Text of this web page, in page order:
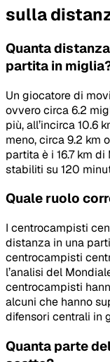
sulla
Quanta
partita in
Un giocatore di
ovvero circa 6.2
più, all’incirca 10.6
meno, circa 9.2 km
partita è i 16.7 km
stabiliti su 120
Quale ruolo
I centrocampisti
distanza in una
centrocampisti
l’analisi del
centrocampisti
alcuni che hanno
difensori centrali in
Quanta parte